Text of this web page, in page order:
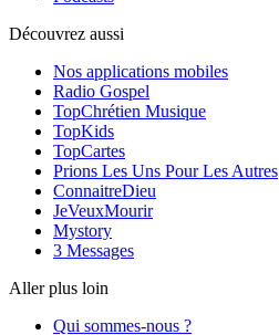
Découvrez aussi
Nos applications mobiles
Radio Gospel
TopChrétien Musique
TopKids
TopCartes
Prions Les Uns Pour Les Autres
ConnaitreDieu
JeVeuxMourir
Mystory
3 Messages
Aller plus loin
Qui sommes-nous ?